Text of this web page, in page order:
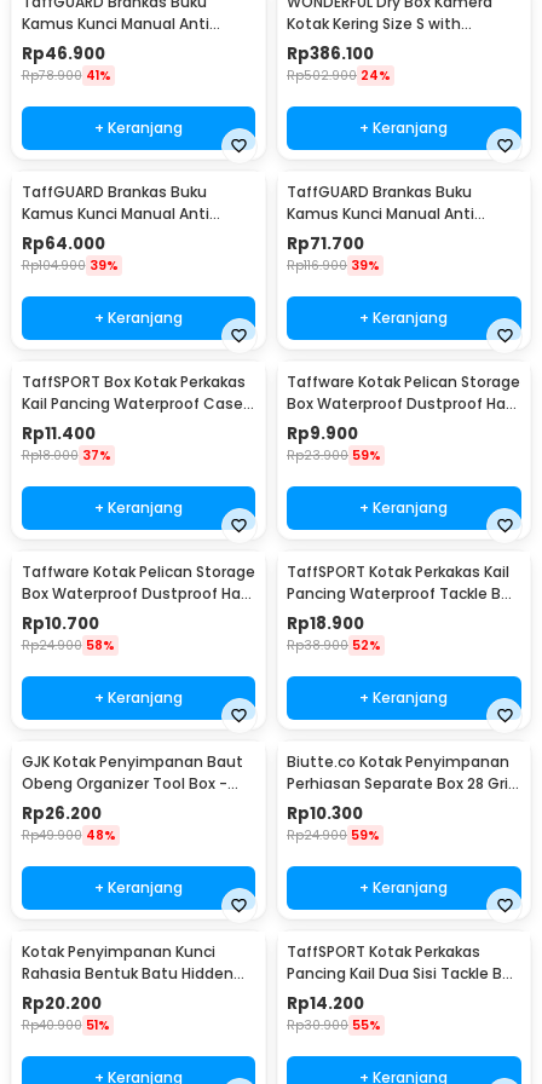
Kamus Kunci Manual Anti
Maling Hidden Safe Box Kecil -
KB-10L
Rp46.900
Rp78.900 41%
+ Keranjang
Kotak Kering Size S with
Dehumidifier - DB-2820
Rp386.100
Rp502.900 24%
+ Keranjang
TaffGUARD Brankas Buku
Kamus Kunci Manual Anti
Maling Hidden Safe Box Sedang
- KB-10L
Rp64.000
Rp104.900 39%
+ Keranjang
TaffGUARD Brankas Buku
Kamus Kunci Manual Anti
Maling Hidden Safe Box Besar -
KB-10L
Rp71.700
Rp116.900 39%
+ Keranjang
TaffSPORT Box Kotak Perkakas
Kail Pancing Waterproof Case -
Q041
Rp11.400
Rp18.000 37%
+ Keranjang
Taffware Kotak Pelican Storage
Box Waterproof Dustproof Hard
Case ABS S - G10/J020
Rp9.900
Rp23.900 59%
+ Keranjang
Taffware Kotak Pelican Storage
Box Waterproof Dustproof Hard
Case ABS L - G10/J020
Rp10.700
Rp24.900 58%
+ Keranjang
TaffSPORT Kotak Perkakas Kail
Pancing Waterproof Tackle Box
12 Grid - MCC01
Rp18.900
Rp38.900 52%
+ Keranjang
GJK Kotak Penyimpanan Baut
Obeng Organizer Tool Box -
Z20
Rp26.200
Rp49.900 48%
+ Keranjang
Biutte.co Kotak Penyimpanan
Perhiasan Separate Box 28 Grid
- SN-14
Rp10.300
Rp24.900 59%
+ Keranjang
Kotak Penyimpanan Kunci
Rahasia Bentuk Batu Hidden
Key Box - B0521
Rp20.200
Rp40.900 51%
+ Keranjang
TaffSPORT Kotak Perkakas
Pancing Kail Dua Sisi Tackle Box
14 Grid - LX01
Rp14.200
Rp30.900 55%
+ Keranjang